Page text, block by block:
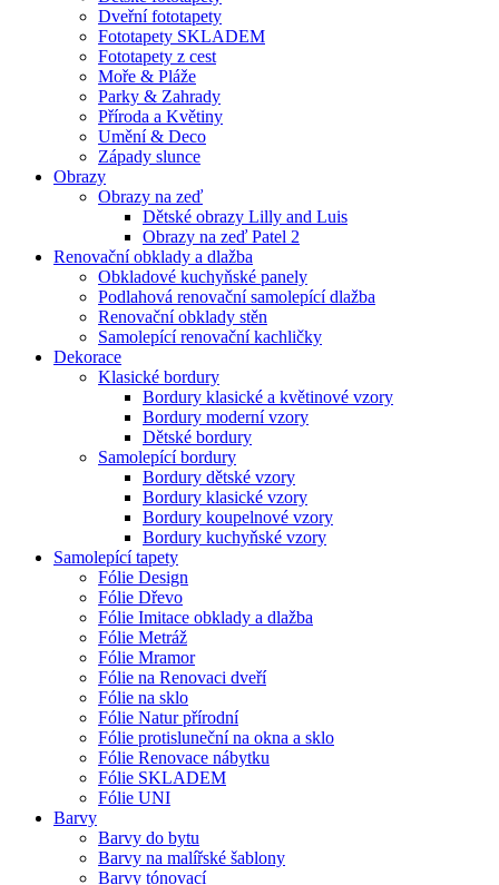
Dveřní fototapety
Fototapety SKLADEM
Fototapety z cest
Moře & Pláže
Parky & Zahrady
Příroda a Květiny
Umění & Deco
Západy slunce
Obrazy
Obrazy na zeď
Dětské obrazy Lilly and Luis
Obrazy na zeď Patel 2
Renovační obklady a dlažba
Obkladové kuchyňské panely
Podlahová renovační samolepící dlažba
Renovační obklady stěn
Samolepící renovační kachličky
Dekorace
Klasické bordury
Bordury klasické a květinové vzory
Bordury moderní vzory
Dětské bordury
Samolepící bordury
Bordury dětské vzory
Bordury klasické vzory
Bordury koupelnové vzory
Bordury kuchyňské vzory
Samolepící tapety
Fólie Design
Fólie Dřevo
Fólie Imitace obklady a dlažba
Fólie Metráž
Fólie Mramor
Fólie na Renovaci dveří
Fólie na sklo
Fólie Natur přírodní
Fólie protisluneční na okna a sklo
Fólie Renovace nábytku
Fólie SKLADEM
Fólie UNI
Barvy
Barvy do bytu
Barvy na malířské šablony
Barvy tónovací